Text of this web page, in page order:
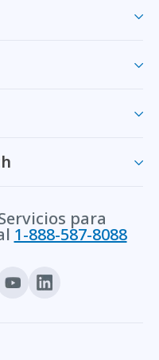
para
1-888-587-8088